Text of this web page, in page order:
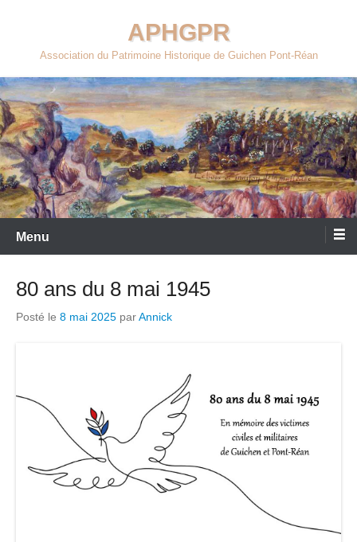
contenu
APHGPR
Association du Patrimoine Historique de Guichen Pont-Réan
Menu
80 ans du 8 mai 1945
Posté le 8 mai 2025 parAnnick